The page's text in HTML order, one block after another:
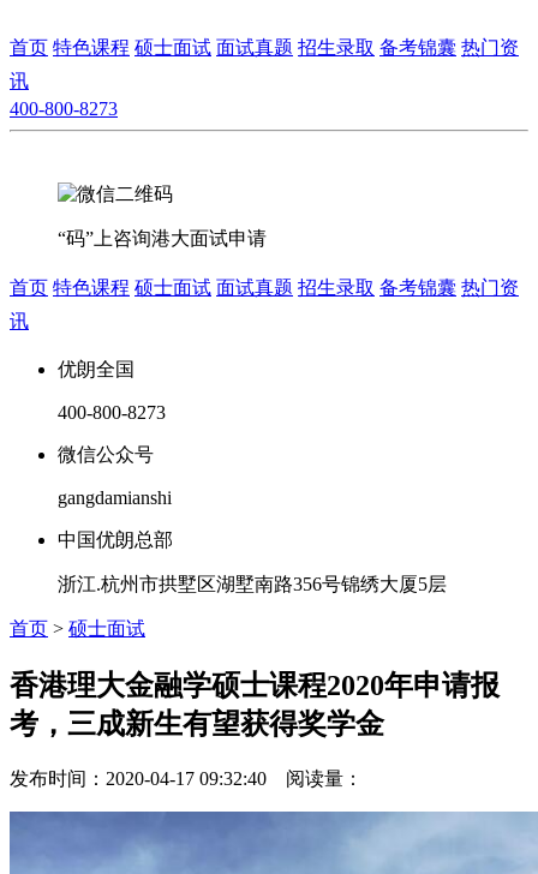
首页 特色课程 硕士面试 面试真题 招生录取 备考锦囊 热门资
讯
400-800-8273
“码”上咨询港大面试申请
首页 特色课程 硕士面试 面试真题 招生录取 备考锦囊 热门资
讯
优朗全国
400-800-8273
微信公众号
gangdamianshi
中国优朗总部
浙江.杭州市拱墅区湖墅南路356号锦绣大厦5层
首页 > 硕士面试
香港理大金融学硕士课程2020年申请报
考，三成新生有望获得奖学金
发布时间：2020-04-17 09:32:40 阅读量：